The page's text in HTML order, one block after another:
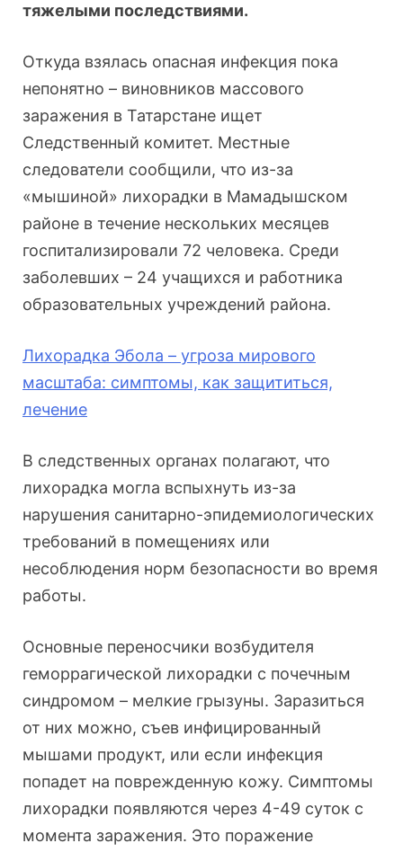
тяжелыми последствиями.
Откуда взялась опасная инфекция пока
непонятно – виновников массового
заражения в Татарстане ищет
Следственный комитет. Местные
следователи сообщили, что из-за
«мышиной» лихорадки в Мамадышском
районе в течение нескольких месяцев
госпитализировали 72 человека. Среди
заболевших – 24 учащихся и работника
образовательных учреждений района.
Лихорадка Эбола – угроза мирового
масштаба: симптомы, как защититься,
лечение
В следственных органах полагают, что
лихорадка могла вспыхнуть из-за
нарушения санитарно-эпидемиологических
требований в помещениях или
несоблюдения норм безопасности во время
работы.
Основные переносчики возбудителя
геморрагической лихорадки с почечным
синдромом – мелкие грызуны. Заразиться
от них можно, съев инфицированный
мышами продукт, или если инфекция
попадет на поврежденную кожу. Симптомы
лихорадки появляются через 4-49 суток с
момента заражения. Это поражение